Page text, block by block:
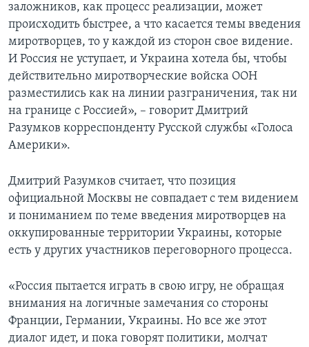
заложников, как процесс реализации, может
происходить быстрее, а что касается темы введения
миротворцев, то у каждой из сторон свое видение.
И Россия не уступает, и Украина хотела бы, чтобы
действительно миротворческие войска ООН
разместились как на линии разграничения, так ни
на границе с Россией», – говорит Дмитрий
Разумков корреспонденту Русской службы «Голоса
Америки».
Дмитрий Разумков считает, что позиция
официальной Москвы не совпадает с тем видением
и пониманием по теме введения миротворцев на
оккупированные территории Украины, которые
есть у других участников переговорного процесса.
«Россия пытается играть в свою игру, не обращая
внимания на логичные замечания со стороны
Франции, Германии, Украины. Но все же этот
диалог идет, и пока говорят политики, молчат